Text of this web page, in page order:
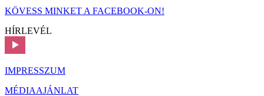
KÖVESS MINKET A FACEBOOK-ON!
HÍRLEVÉL
IMPRESSZUM
MÉDIAAJÁNLAT